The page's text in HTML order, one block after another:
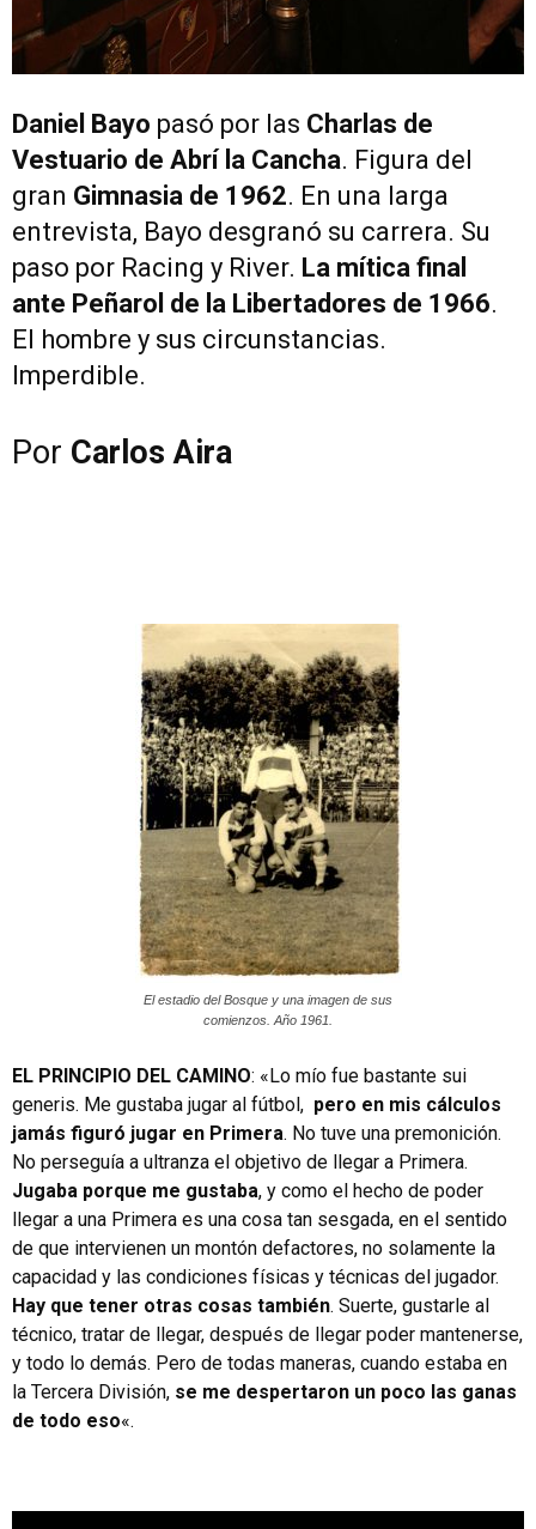
Daniel Bayo pasó por las Charlas de
Vestuario de Abrí la Cancha. Figura del
gran Gimnasia de 1962. En una larga
entrevista, Bayo desgranó su carrera. Su
paso por Racing y River. La mítica final
ante Peñarol de la Libertadores de 1966.
El hombre y sus circunstancias.
Imperdible.
Por Carlos Aira
El estadio del Bosque y una imagen de sus
comienzos. Año 1961.
EL PRINCIPIO DEL CAMINO: «Lo mío fue bastante sui
generis. Me gustaba jugar al fútbol, pero en mis cálculos
jamás figuró jugar en Primera. No tuve una premonición.
No perseguía a ultranza el objetivo de llegar a Primera.
Jugaba porque me gustaba, y como el hecho de poder
llegar a una Primera es una cosa tan sesgada, en el sentido
de que intervienen un montón defactores, no solamente la
capacidad y las condiciones físicas y técnicas del jugador.
Hay que tener otras cosas también. Suerte, gustarle al
técnico, tratar de llegar, después de llegar poder mantenerse,
y todo lo demás. Pero de todas maneras, cuando estaba en
la Tercera División, se me despertaron un poco las ganas
de todo eso«.